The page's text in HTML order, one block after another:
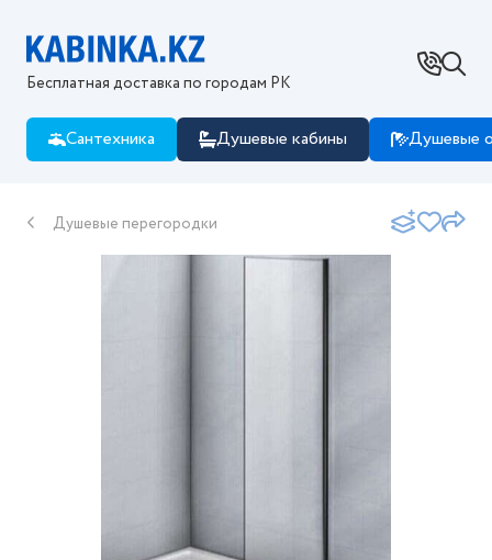
Бесплатная доставка по городам РК
Сантехника Душевые кабины Душевые
Душевые перегородки